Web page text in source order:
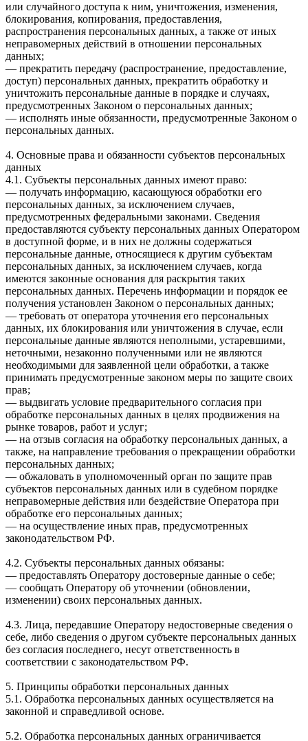
или случайного доступа к ним, уничтожения, изменения,
блокирования, копирования, предоставления,
распространения персональных данных, а также от иных
неправомерных действий в отношении персональных
данных;
— прекратить передачу (распространение, предоставление,
доступ) персональных данных, прекратить обработку и
уничтожить персональные данные в порядке и случаях,
предусмотренных Законом о персональных данных;
— исполнять иные обязанности, предусмотренные Законом о
персональных данных.
4. Основные права и обязанности субъектов персональных
данных
4.1. Субъекты персональных данных имеют право:
— получать информацию, касающуюся обработки его
персональных данных, за исключением случаев,
предусмотренных федеральными законами. Сведения
предоставляются субъекту персональных данных Оператором
в доступной форме, и в них не должны содержаться
персональные данные, относящиеся к другим субъектам
персональных данных, за исключением случаев, когда
имеются законные основания для раскрытия таких
персональных данных. Перечень информации и порядок ее
получения установлен Законом о персональных данных;
— требовать от оператора уточнения его персональных
данных, их блокирования или уничтожения в случае, если
персональные данные являются неполными, устаревшими,
неточными, незаконно полученными или не являются
необходимыми для заявленной цели обработки, а также
принимать предусмотренные законом меры по защите своих
прав;
— выдвигать условие предварительного согласия при
обработке персональных данных в целях продвижения на
рынке товаров, работ и услуг;
— на отзыв согласия на обработку персональных данных, а
также, на направление требования о прекращении обработки
персональных данных;
— обжаловать в уполномоченный орган по защите прав
субъектов персональных данных или в судебном порядке
неправомерные действия или бездействие Оператора при
обработке его персональных данных;
— на осуществление иных прав, предусмотренных
законодательством РФ.
4.2. Субъекты персональных данных обязаны:
— предоставлять Оператору достоверные данные о себе;
— сообщать Оператору об уточнении (обновлении,
изменении) своих персональных данных.
4.3. Лица, передавшие Оператору недостоверные сведения о
себе, либо сведения о другом субъекте персональных данных
без согласия последнего, несут ответственность в
соответствии с законодательством РФ.
5. Принципы обработки персональных данных
5.1. Обработка персональных данных осуществляется на
законной и справедливой основе.
5.2. Обработка персональных данных ограничивается